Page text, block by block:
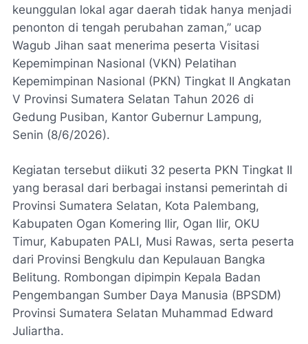
keunggulan lokal agar daerah tidak hanya menjadi
penonton di tengah perubahan zaman,” ucap
Wagub Jihan saat menerima peserta Visitasi
Kepemimpinan Nasional (VKN) Pelatihan
Kepemimpinan Nasional (PKN) Tingkat II Angkatan
V Provinsi Sumatera Selatan Tahun 2026 di
Gedung Pusiban, Kantor Gubernur Lampung,
Senin (8/6/2026).
Kegiatan tersebut diikuti 32 peserta PKN Tingkat II
yang berasal dari berbagai instansi pemerintah di
Provinsi Sumatera Selatan, Kota Palembang,
Kabupaten Ogan Komering Ilir, Ogan Ilir, OKU
Timur, Kabupaten PALI, Musi Rawas, serta peserta
dari Provinsi Bengkulu dan Kepulauan Bangka
Belitung. Rombongan dipimpin Kepala Badan
Pengembangan Sumber Daya Manusia (BPSDM)
Provinsi Sumatera Selatan Muhammad Edward
Juliartha.